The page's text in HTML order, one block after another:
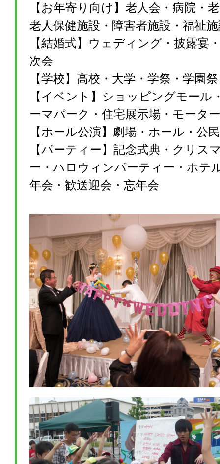
【お年寄り向け】老人会・病院・
老人保健施設・障害者施設・福祉
【結婚式】ウェディング・披露宴
次会
【学校】高校・大学・学祭・学園
【イベント】ショッピングモール
ーマパーク・住宅展示場・モータ
【ホール公演】劇場・ホール・公
【パーティー】記念式典・クリス
ー・ハロウィンパーティー・ホテ
年会・歓送迎会・忘年会